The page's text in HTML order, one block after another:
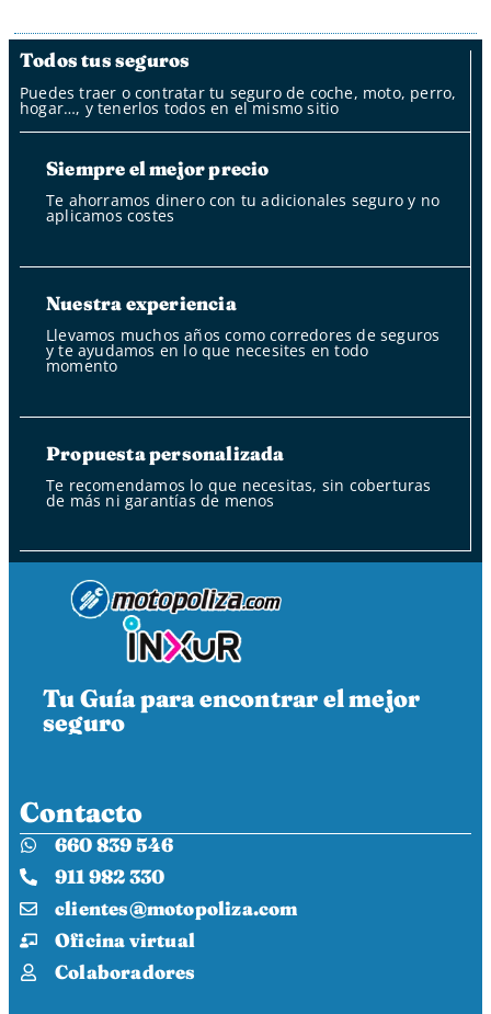
Todos tus seguros
Puedes traer o contratar tu seguro de coche, moto, perro,
hogar…, y tenerlos todos en el mismo sitio
Siempre el mejor precio
Te ahorramos dinero con tu adicionales seguro y no
aplicamos costes
Nuestra experiencia
Llevamos muchos años como corredores de seguros
y te ayudamos en lo que necesites en todo
momento
Propuesta personalizada
Te recomendamos lo que necesitas, sin coberturas
de más ni garantías de menos
Tu Guía para encontrar el mejor
seguro
Contacto
660 839 546
911 982 330
clientes@motopoliza.com
Oficina virtual
Colaboradores